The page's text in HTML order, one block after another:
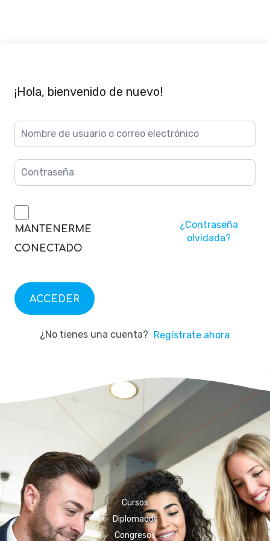
¡Hola, bienvenido de nuevo!
MANTENERME
CONECTADO
¿Contraseña
olvidada?
ACCEDER
¿No tienes una cuenta? Regístrate ahora
Cursos
Diplomados
Congresos